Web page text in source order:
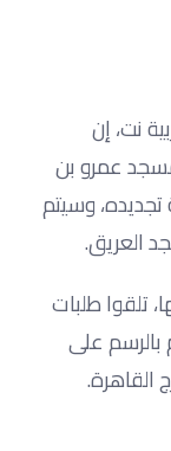
نت، إن
عمرو بن
وسيتم
العريق.
تلقوا طلبات
على
القاهرة.